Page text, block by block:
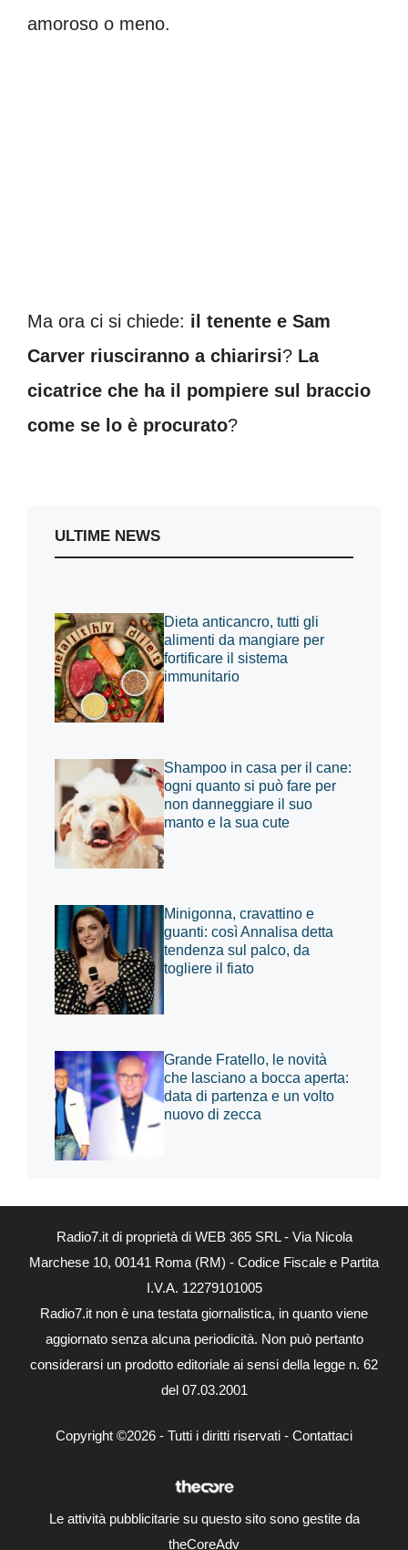
amoroso o meno.
Ma ora ci si chiede: il tenente e Sam
Carver riusciranno a chiarirsi? La
cicatrice che ha il pompiere sul braccio
come se lo è procurato?
ULTIME NEWS
Dieta anticancro, tutti gli
alimenti da mangiare per
fortificare il sistema
immunitario
Shampoo in casa per il cane:
ogni quanto si può fare per
non danneggiare il suo
manto e la sua cute
Minigonna, cravattino e
guanti: così Annalisa detta
tendenza sul palco, da
togliere il fiato
Grande Fratello, le novità
che lasciano a bocca aperta:
data di partenza e un volto
nuovo di zecca
Radio7.it di proprietà di WEB 365 SRL - Via Nicola
Marchese 10, 00141 Roma (RM) - Codice Fiscale e Partita
I.V.A. 12279101005
Radio7.it non è una testata giornalistica, in quanto viene
aggiornato senza alcuna periodicità. Non può pertanto
considerarsi un prodotto editoriale ai sensi della legge n. 62
del 07.03.2001
Copyright ©2026 - Tutti i diritti riservati - Contattaci
Le attività pubblicitarie su questo sito sono gestite da
theCoreAdv